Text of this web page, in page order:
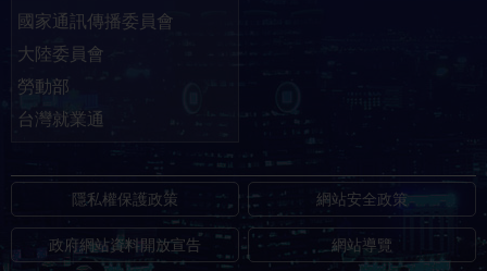
國家通訊傳播委員會
大陸委員會
勞動部
台灣就業通
隱私權保護政策 網站安全政策
政府網站資料開放宣告 網站導覽